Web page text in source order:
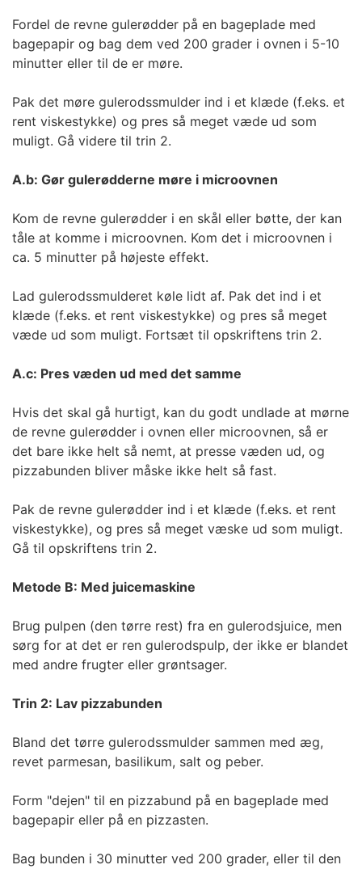
Fordel de revne gulerødder på en bageplade med
bagepapir og bag dem ved 200 grader i ovnen i 5-10
minutter eller til de er møre.
Pak det møre gulerodssmulder ind i et klæde (f.eks. et
rent viskestykke) og pres så meget væde ud som
muligt. Gå videre til trin 2.
A.b: Gør gulerødderne møre i microovnen
Kom de revne gulerødder i en skål eller bøtte, der kan
tåle at komme i microovnen. Kom det i microovnen i
ca. 5 minutter på højeste effekt.
Lad gulerodssmulderet køle lidt af. Pak det ind i et
klæde (f.eks. et rent viskestykke) og pres så meget
væde ud som muligt. Fortsæt til opskriftens trin 2.
A.c: Pres væden ud med det samme
Hvis det skal gå hurtigt, kan du godt undlade at mørne
de revne gulerødder i ovnen eller microovnen, så er
det bare ikke helt så nemt, at presse væden ud, og
pizzabunden bliver måske ikke helt så fast.
Pak de revne gulerødder ind i et klæde (f.eks. et rent
viskestykke), og pres så meget væske ud som muligt.
Gå til opskriftens trin 2.
Metode B: Med juicemaskine
Brug pulpen (den tørre rest) fra en gulerodsjuice, men
sørg for at det er ren gulerodspulp, der ikke er blandet
med andre frugter eller grøntsager.
Trin 2: Lav pizzabunden
Bland det tørre gulerodssmulder sammen med æg,
revet parmesan, basilikum, salt og peber.
Form "dejen" til en pizzabund på en bageplade med
bagepapir eller på en pizzasten.
Bag bunden i 30 minutter ved 200 grader, eller til den